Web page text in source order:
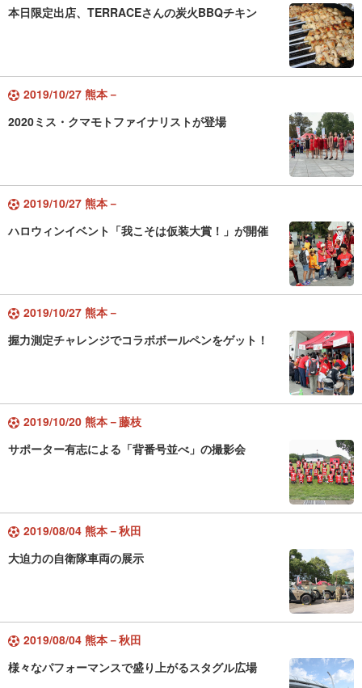
本日限定出店、TERRACEさんの炭火BBQチキン
2019/10/27 熊本－
2020ミス・クマモトファイナリストが登場
2019/10/27 熊本－
ハロウィンイベント「我こそは仮装大賞！」が開催
2019/10/27 熊本－
握力測定チャレンジでコラボボールペンをゲット！
2019/10/20 熊本－藤枝
サポーター有志による「背番号並べ」の撮影会
2019/08/04 熊本－秋田
大迫力の自衛隊車両の展示
2019/08/04 熊本－秋田
様々なパフォーマンスで盛り上がるスタグル広場